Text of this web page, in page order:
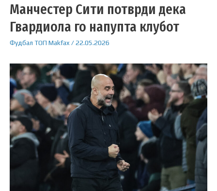
Манчестер Сити потврди дека
Гвардиола го напупта клубот
Фудбал ТОП Makfax/22.05.2026